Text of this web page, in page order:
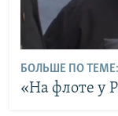
БОЛЬШЕ ПО ТЕМЕ:
«На флоте у